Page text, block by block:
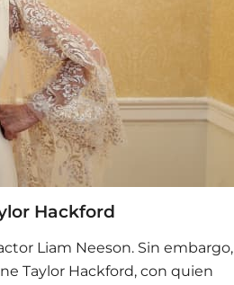
Hackford
Liam Neeson. Sin embargo,
Taylor Hackford, con quien